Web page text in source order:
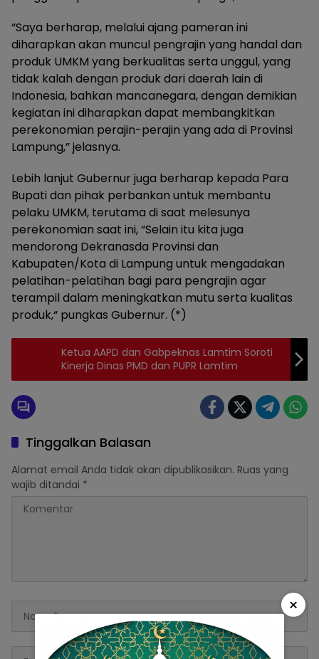
“Saya berharap, melalui ajang pameran ini
diharapkan akan muncul pengrajin yang handal dan
produk UMKM yang berkualitas serta unggul, yang
tidak kalah dengan produk dari daerah lain di
Indonesia, bahkan mancanegara, dengan demikian
kegiatan ini diharapkan dapat membangkitkan
perekonomian perajin-perajin yang ada di Provinsi
Lampung,” jelasnya.
Lebih lanjut Gubernur juga berharap kepada Para
Bupati dan pihak perbankan untuk membantu
pelaku UMKM, terutama di saat melesunya
perekonomian saat ini, “Selain itu kita juga
mendorong Dekranasda Provinsi dan
Kabupaten/Kota di Lampung untuk mengadakan
pelatihan-pelatihan bagi para pengrajin agar
terampil dalam meningkatkan mutu serta kualitas
produk,“ pungkas Gubernur. (*)
Ketua AAPD dan Gabpeknas Lamtim Soroti
Kinerja Dinas PMD dan PUPR Lamtim
Tinggalkan Balasan
Alamat email Anda tidak akan dipublikasikan. Ruas yang
wajib ditandai *
×